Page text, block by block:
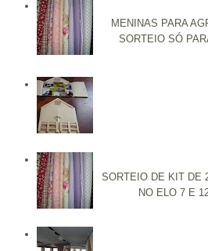
MENINAS PARA
SORTEIO SÓ
SORTEIO DE KIT DE
NO ELO 7 E